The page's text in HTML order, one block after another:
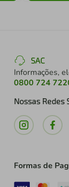
SAC
Informações,
0800 724
Nossas Redes
Formas de